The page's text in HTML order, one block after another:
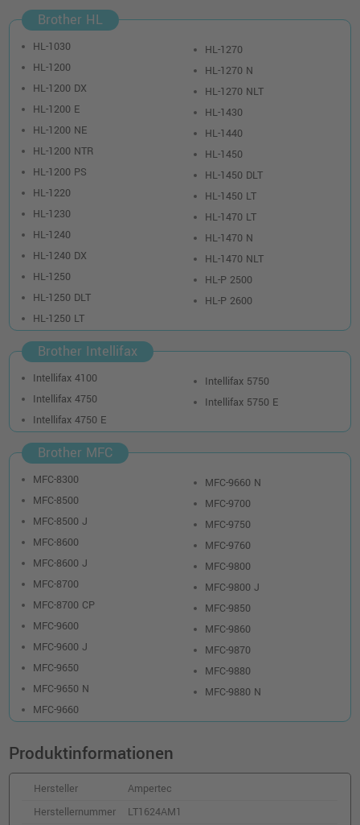
Brother HL
HL-1030
HL-1200
HL-1200 DX
HL-1200 E
HL-1200 NE
HL-1200 NTR
HL-1200 PS
HL-1220
HL-1230
HL-1240
HL-1240 DX
HL-1250
HL-1250 DLT
HL-1250 LT
HL-1270
HL-1270 N
HL-1270 NLT
HL-1430
HL-1440
HL-1450
HL-1450 DLT
HL-1450 LT
HL-1470 LT
HL-1470 N
HL-1470 NLT
HL-P 2500
HL-P 2600
Brother Intellifax
Intellifax 4100
Intellifax 4750
Intellifax 4750 E
Intellifax 5750
Intellifax 5750 E
Brother MFC
MFC-8300
MFC-8500
MFC-8500 J
MFC-8600
MFC-8600 J
MFC-8700
MFC-8700 CP
MFC-9600
MFC-9600 J
MFC-9650
MFC-9650 N
MFC-9660
MFC-9660 N
MFC-9700
MFC-9750
MFC-9760
MFC-9800
MFC-9800 J
MFC-9850
MFC-9860
MFC-9870
MFC-9880
MFC-9880 N
Produktinformationen
Hersteller
Ampertec
Herstellernummer
LT1624AM1